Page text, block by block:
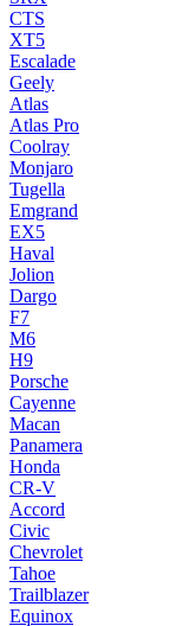
CTS
XT5
Escalade
Geely
Atlas
Atlas Pro
Coolray
Monjaro
Tugella
Emgrand
EX5
Haval
Jolion
Dargo
F7
M6
H9
Porsche
Cayenne
Macan
Panamera
Honda
CR-V
Accord
Civic
Chevrolet
Tahoe
Trailblazer
Equinox